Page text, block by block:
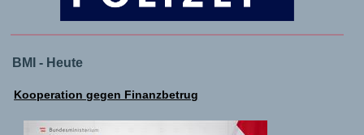
BMI - Heute
Kooperation gegen Finanzbetrug